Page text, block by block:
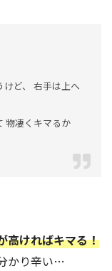
ど、 右手は上へ
物凄くキマるか
高ければキマる！
かり辛い…